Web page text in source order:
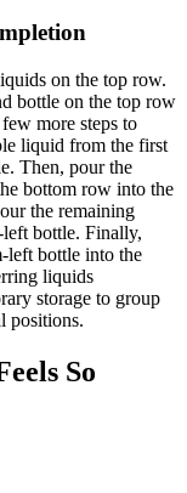
on the top row.
bottle on the top row
more steps to
liquid from the first
Then, pour the
bottom row into the
the remaining
bottle. Finally,
left bottle into the
liquids
storage to group
positions.
So